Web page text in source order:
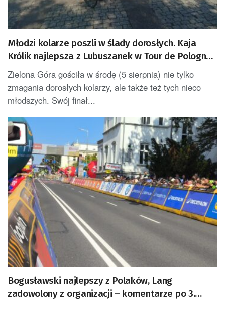
Młodzi kolarze poszli w ślady dorosłych. Kaja
Królik najlepsza z Lubuszanek w Tour de Pologne
Junior
Zielona Góra gościła w środę (5 sierpnia) nie tylko
zmagania dorosłych kolarzy, ale także też tych nieco
młodszych. Swój finał...
Bogusławski najlepszy z Polaków, Lang
zadowolony z organizacji – komentarze po 3.